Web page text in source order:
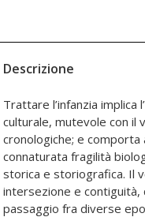
Descrizione
Trattare l’infanzia implica
culturale, mutevole con il
cronologiche; e comporta
connaturata fragilità
storica e storiografica. Il
intersezione e contiguità,
passaggio fra diverse
(non solo scientifici) e chi
avuta, come l’infanzia? Il
dalla parola chiave
volume e in quelli di tutti
di assunto metodologico.
metaforico, cioè come
importanza, attenzione,